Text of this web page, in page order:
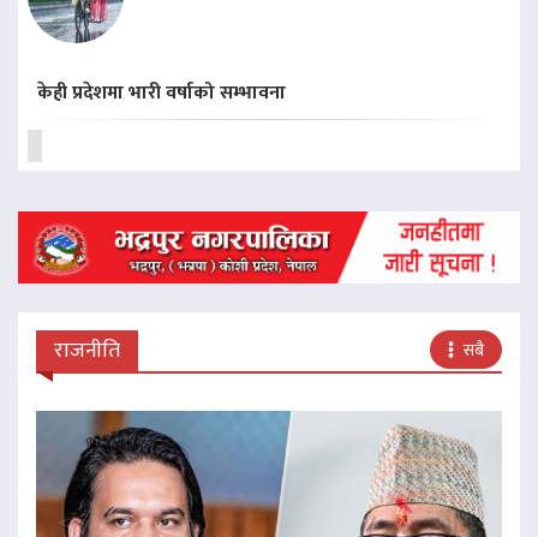
केही प्रदेशमा भारी वर्षाको सम्भावना
राजनीति सबै